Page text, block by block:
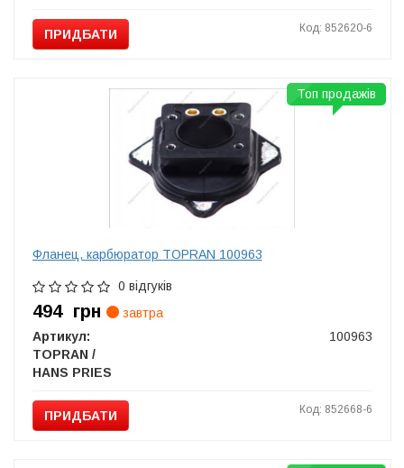
ПРИДБАТИ Код: 852620-6
Фланец, карбюратор TOPRAN 100963
0 відгуків
494 грн
завтра
Артикул:
100963
TOPRAN /
HANS PRIES
ПРИДБАТИ Код: 852668-6
Топ продажів